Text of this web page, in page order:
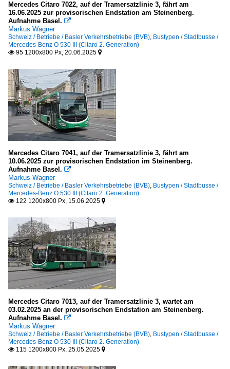
Mercedes Citaro 7022, auf der Tramersatzlinie 3, fährt am
16.06.2025 zur provisorischen Endstation am Steinenberg.
Aufnahme Basel. 
Markus Wagner
Schweiz / Betriebe / Basler Verkehrsbetriebe (BVB), Bustypen / Stadtbusse /
Mercedes-Benz O 530 III (Citaro 2. Generation)
 95 1200x800 Px, 20.06.2025 
Mercedes Citaro 7041, auf der Tramersatzlinie 3, fährt am
10.06.2025 zur provisorischen Endstation im Steinenberg.
Aufnahme Basel. 
Markus Wagner
Schweiz / Betriebe / Basler Verkehrsbetriebe (BVB), Bustypen / Stadtbusse /
Mercedes-Benz O 530 III (Citaro 2. Generation)
 122 1200x800 Px, 15.06.2025 
Mercedes Citaro 7013, auf der Tramersatzlinie 3, wartet am
03.02.2025 an der provisorischen Endstation am Steinenberg.
Aufnahme Basel. 
Markus Wagner
Schweiz / Betriebe / Basler Verkehrsbetriebe (BVB), Bustypen / Stadtbusse /
Mercedes-Benz O 530 III (Citaro 2. Generation)
 115 1200x800 Px, 25.05.2025 